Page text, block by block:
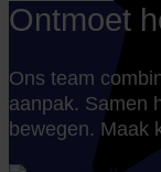
Ontmoet
Ons team
aanpak. Samen
bewegen. Maak